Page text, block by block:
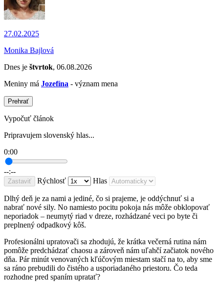
27.02.2025
Monika Bajlová
Dnes je štvrtok, 06.08.2026
Meniny má Jozefína - význam mena
Prehrať
Vypočuť článok
Pripravujem slovenský hlas...
0:00
--:--
Zastaviť Rýchlosť Hlas
Dlhý deň je za nami a jediné, čo si prajeme, je oddýchnuť si a
nabrať nové sily. No namiesto pocitu pokoja nás môže obklopovať
neporiadok – neumytý riad v dreze, rozhádzané veci po byte či
preplnený odpadkový kôš.
Profesionálni upratovači sa zhodujú, že krátka večerná rutina nám
pomôže predchádzať chaosu a zároveň nám uľahčí začiatok nového
dňa. Pár minút venovaných kľúčovým miestam stačí na to, aby sme
sa ráno prebudili do čistého a usporiadaného priestoru. Čo teda
rozhodne pred spaním upratať?